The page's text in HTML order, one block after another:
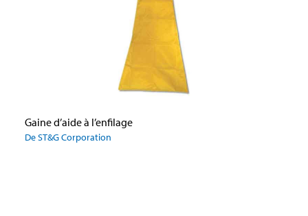
Gaine d’aide à l’enfilage
De ST&G Corporation